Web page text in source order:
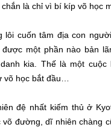
là chỉ vì bí kíp võ học
lôi cuốn tâm địa con người
một phần nào bản
kia. Thế là một cuộc
võ học bắt đầu…
đệ nhất kiếm thủ ở
võ đường,dĩ nhiên chàng